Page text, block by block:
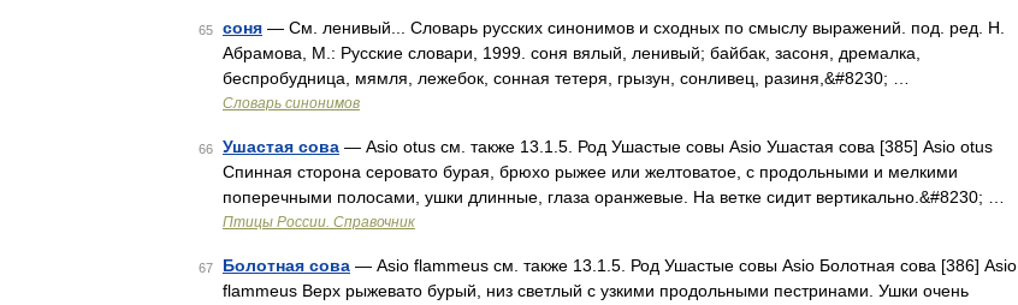
65 соня — См. ленивый... Словарь русских синонимов и сходных по смыслу выражений. под. ред. Н.
Абрамова, М.: Русские словари, 1999. соня вялый, ленивый; байбак, засоня, дремалка,
беспробудница, мямля, лежебок, сонная тетеря, грызун, сонливец, разиня,&#8230; …
Словарь синонимов
66 Ушастая сова — Asio otus см. также 13.1.5. Род Ушастые совы Asio Ушастая сова [385] Asio otus
Спинная сторона серовато бурая, брюхо рыжее или желтоватое, с продольными и мелкими
поперечными полосами, ушки длинные, глаза оранжевые. На ветке сидит вертикально.&#8230; …
Птицы России. Справочник
67 Болотная сова — Asio flammeus см. также 13.1.5. Род Ушастые совы Asio Болотная сова [386] Asio
flammeus Верх рыжевато бурый, низ светлый с узкими продольными пестринами. Ушки очень